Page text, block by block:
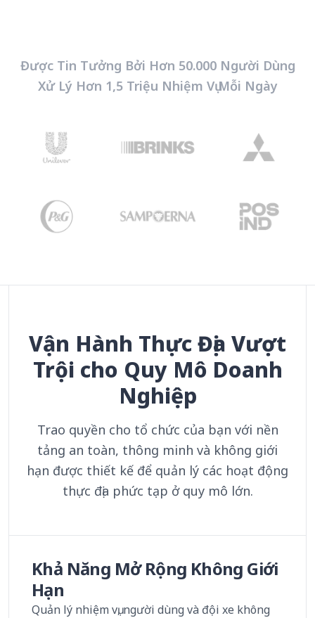
Được Tin Tưởng Bởi Hơn 50.000 Người Dùng
Xử Lý Hơn 1,5 Triệu Nhiệm Vụ Mỗi Ngày
Vận Hành Thực Địa Vượt
Trội cho Quy Mô Doanh
Nghiệp
Trao quyền cho tổ chức của bạn với nền
tảng an toàn, thông minh và không giới
hạn được thiết kế để quản lý các hoạt động
thực địa phức tạp ở quy mô lớn.
Khả Năng Mở Rộng Không Giới
Hạn
Quản lý nhiệm vụ, người dùng và đội xe không